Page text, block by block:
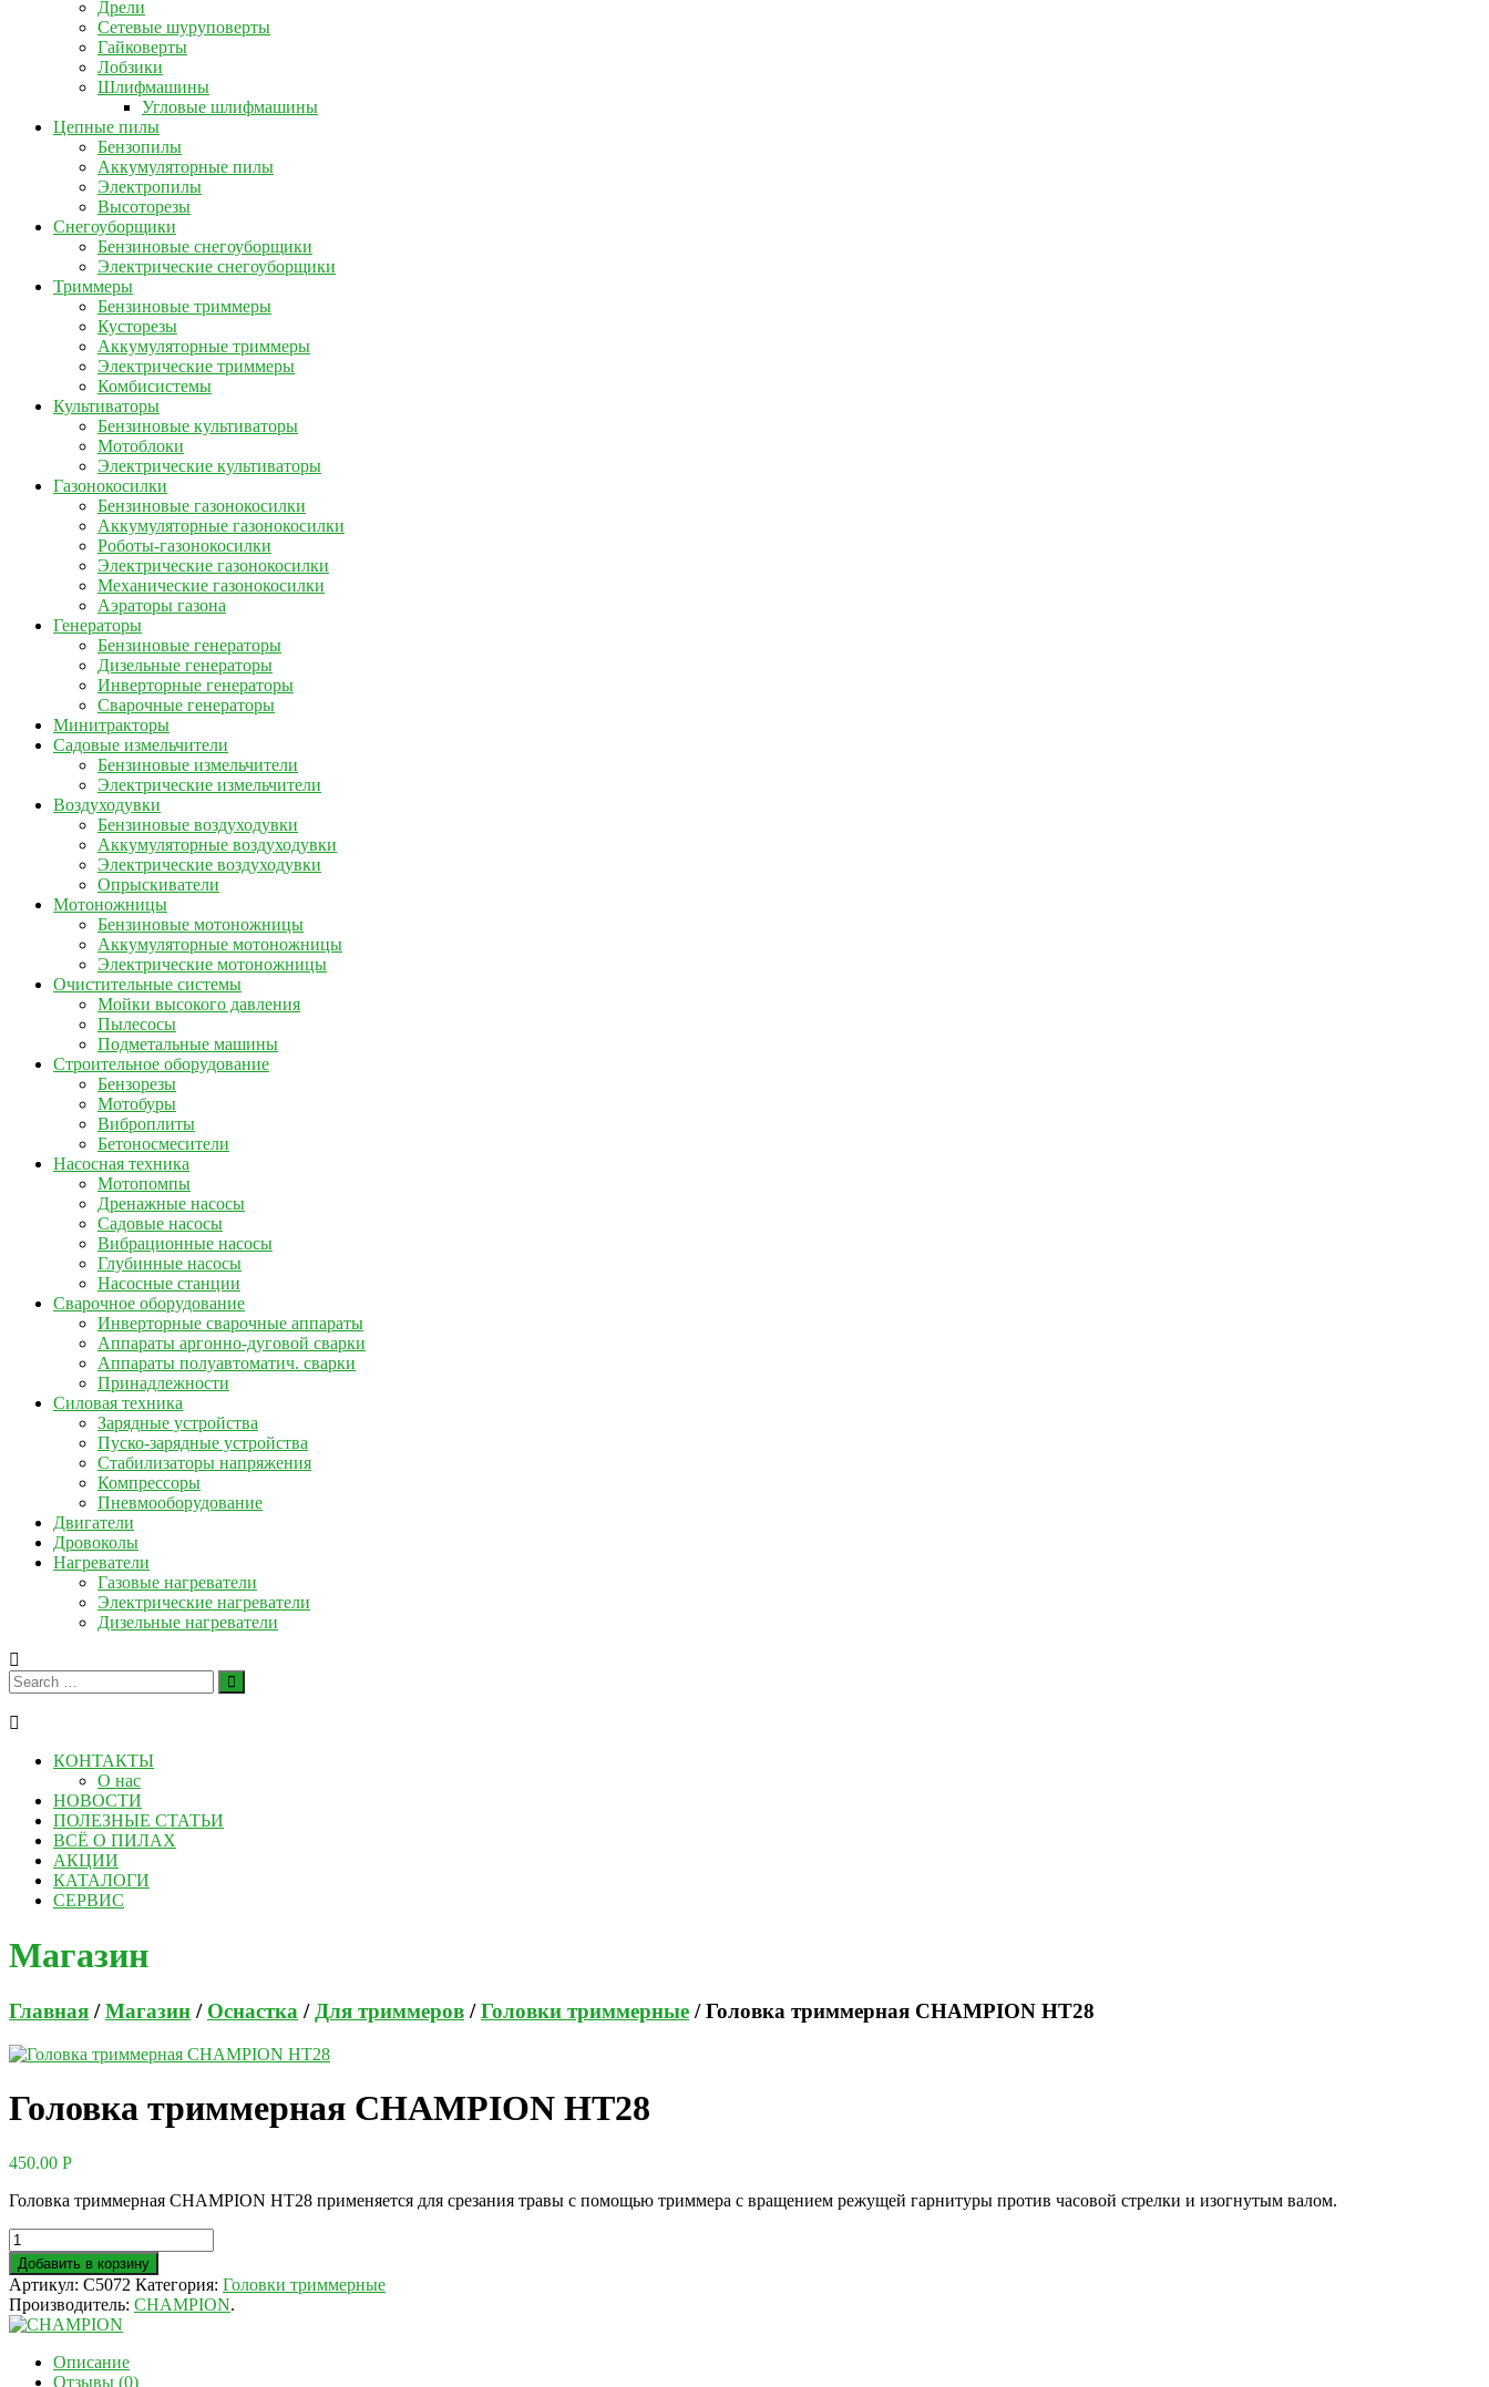
Дрели
Сетевые шуруповерты
Гайковерты
Лобзики
Шлифмашины
Угловые шлифмашины
Цепные пилы
Бензопилы
Аккумуляторные пилы
Электропилы
Высоторезы
Снегоуборщики
Бензиновые снегоуборщики
Электрические снегоуборщики
Триммеры
Бензиновые триммеры
Кусторезы
Аккумуляторные триммеры
Электрические триммеры
Комбисистемы
Культиваторы
Бензиновые культиваторы
Мотоблоки
Электрические культиваторы
Газонокосилки
Бензиновые газонокосилки
Аккумуляторные газонокосилки
Роботы-газонокосилки
Электрические газонокосилки
Механические газонокосилки
Аэраторы газона
Генераторы
Бензиновые генераторы
Дизельные генераторы
Инверторные генераторы
Сварочные генераторы
Минитракторы
Садовые измельчители
Бензиновые измельчители
Электрические измельчители
Воздуходувки
Бензиновые воздуходувки
Аккумуляторные воздуходувки
Электрические воздуходувки
Опрыскиватели
Мотоножницы
Бензиновые мотоножницы
Аккумуляторные мотоножницы
Электрические мотоножницы
Очистительные системы
Мойки высокого давления
Пылесосы
Подметальные машины
Строительное оборудование
Бензорезы
Мотобуры
Виброплиты
Бетоносмесители
Насосная техника
Мотопомпы
Дренажные насосы
Садовые насосы
Вибрационные насосы
Глубинные насосы
Насосные станции
Сварочное оборудование
Инверторные сварочные аппараты
Аппараты аргонно-дуговой сварки
Аппараты полуавтоматич. сварки
Принадлежности
Силовая техника
Зарядные устройства
Пуско-зарядные устройства
Стабилизаторы напряжения
Компрессоры
Пневмооборудование
Двигатели
Дровоколы
Нагреватели
Газовые нагреватели
Электрические нагреватели
Дизельные нагреватели
КОНТАКТЫ
О нас
НОВОСТИ
ПОЛЕЗНЫЕ СТАТЬИ
ВСЁ О ПИЛАХ
АКЦИИ
КАТАЛОГИ
СЕРВИС
Магазин
Главная /Магазин / Оснастка /Для триммеров /Головки триммерные / Головка триммерная CHAMPION HT28
Головка триммерная CHAMPION HT28
450.00 Р
Головка триммерная CHAMPION HT28 применяется для срезания травы с помощью триммера с вращением режущей гарнитуры против часовой стрелки и изогнутым валом.
Добавить в корзину
Артикул: C5072 Категория: Головки триммерные
Производитель: CHAMPION.
Описание
Отзывы (0)